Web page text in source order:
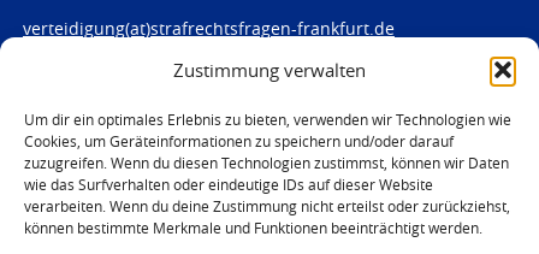
Zustimmung verwalten
Um dir ein optimales Erlebnis zu bieten, verwenden wir Technologien wie
Cookies, um Geräteinformationen zu speichern und/oder darauf
zuzugreifen. Wenn du diesen Technologien zustimmst, können wir Daten
wie das Surfverhalten oder eindeutige IDs auf dieser Website
verarbeiten. Wenn du deine Zustimmung nicht erteilst oder zurückziehst,
können bestimmte Merkmale und Funktionen beeinträchtigt werden.
verteidigung(at)strafrechtsfragen-frankfurt.de
www.strafrechtsfragen-frankfurt.de
Louisenstraße 84
61348 Bad Homburg
Telefon:06172 - 66 28 00
Telefax: 06172 - 66 28 01